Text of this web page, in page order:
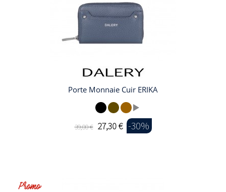
Porte Monnaie Cuir ERIKA
39,00 € 27,30 € -30%